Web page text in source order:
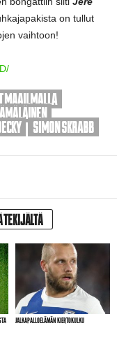
on tullut
vaihtoon!
MAAILMALLA
SIMON SKRABB
TEKIJÄLTÄ
JALKAPALLOELÄMÄN KIERTOKULKU